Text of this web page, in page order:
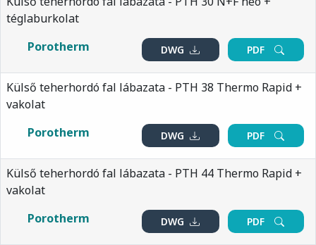
téglaburkolat
Porotherm
DWG PDF
Külső teherhordó fal lábazata - PTH 38 Thermo Rapid +
vakolat
Porotherm
DWG PDF
Külső teherhordó fal lábazata - PTH 44 Thermo Rapid +
vakolat
Porotherm
DWG PDF